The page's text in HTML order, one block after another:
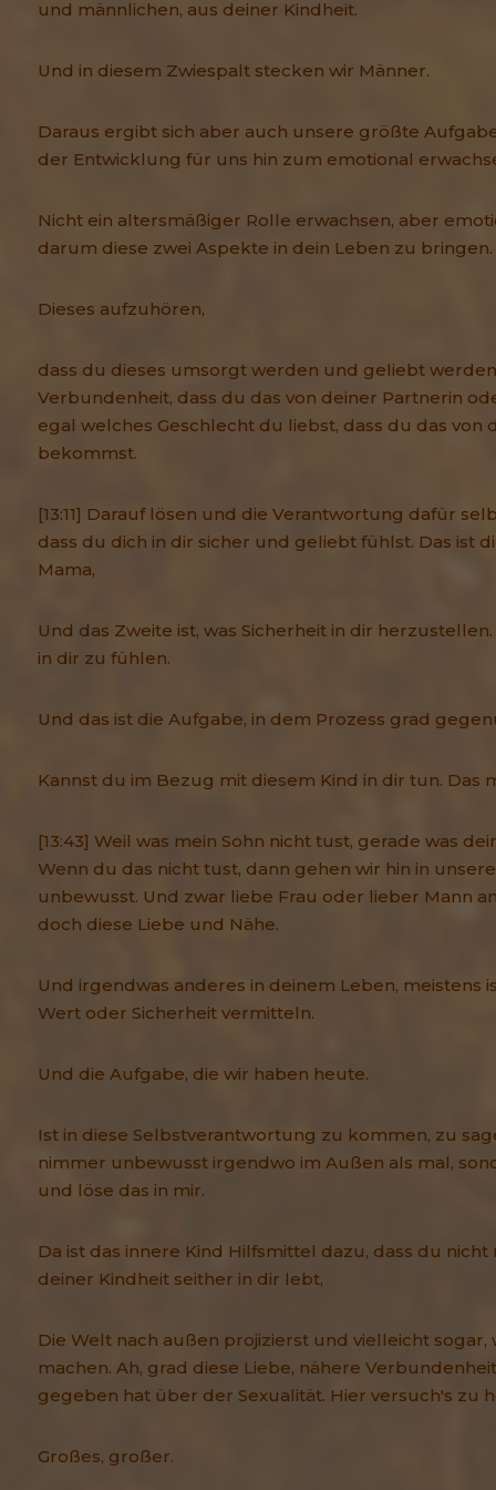
und männlichen, aus deiner Kindheit.
Und in diesem Zwiespalt stecken wir Männer.
Daraus ergibt sich aber auch unsere größte
der Entwicklung für uns hin zum emotional
Nicht ein altersmäßiger Rolle erwachsen, aber
darum diese zwei Aspekte in dein Leben zu bringen.
Dieses aufzuhören,
dass du dieses umsorgt werden und geliebt
Verbundenheit, dass du das von deiner Partnerin
egal welches Geschlecht du liebst, dass du das von
bekommst.
[13:11] Darauf lösen und die Verantwortung dafür
dass du dich in dir sicher und geliebt fühlst. Das ist
Mama,
Und das Zweite ist, was Sicherheit in dir
in dir zu fühlen.
Und das ist die Aufgabe, in dem Prozess grad
Kannst du im Bezug mit diesem Kind in dir tun. Das
[13:43] Weil was mein Sohn nicht tust, gerade was
Wenn du das nicht tust, dann gehen wir hin in
unbewusst. Und zwar liebe Frau oder lieber Mann
doch diese Liebe und Nähe.
Und irgendwas anderes in deinem Leben, meistens
Wert oder Sicherheit vermitteln.
Und die Aufgabe, die wir haben heute.
Ist in diese Selbstverantwortung zu kommen, zu
nimmer unbewusst irgendwo im Außen als mal,
und löse das in mir.
Da ist das innere Kind Hilfsmittel dazu, dass du
deiner Kindheit seither in dir lebt,
Die Welt nach außen projizierst und vielleicht sogar,
machen. Ah, grad diese Liebe, nähere
gegeben hat über der Sexualität. Hier versuch's zu
Großes, großer.